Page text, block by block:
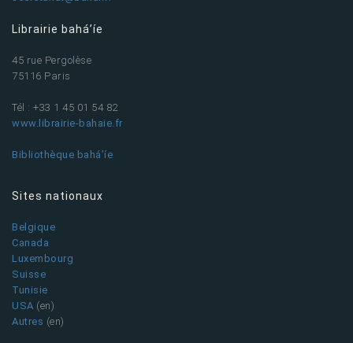
Librairie bahá’íe
45 rue Pergolèse
75116 Paris
Tél : +33 1 45 01 54 82
www.librairie-bahaie.fr
Bibliothèque bahá’íe
Sites nationaux
Belgique
Canada
Luxembourg
Suisse
Tunisie
USA (en)
Autres (en)